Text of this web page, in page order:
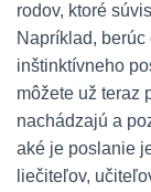
rodov, ktoré
Napríklad,
inštinktívneho
môžete už teraz
nachádzajú a
aké je poslanie
liečiteľov,